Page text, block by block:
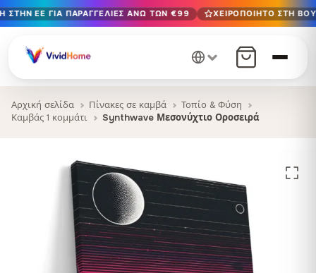
Δωρεάν παράδοση στην ΕΕ για παραγγελίες άνω των €99
Χειροποίητο στη Βουλγαρία · Παράδοση σε 1-7 ημέρες σε
12+ χρόνια χειροτεχνίας · Μόνο υλικά υψηλής ποιότητας
ΣΤΗΝ ΕΕ ΓΙΑ ΠΑΡΑΓΓΕΛΊΕΣ ΆΝΩ ΤΩΝ €99 ΧΕΙΡΟΠΟΊΗΤΟ ΣΤΗ
Αρχική σελίδα Πίνακες σε καμβά
Τοπίο & Φύση
Καμβάς 1 κομμάτι
Synthwave Μεσονύχτιο Οροσειρά